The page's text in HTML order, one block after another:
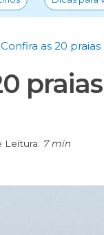
Confira as 20
Leitura: 7 min